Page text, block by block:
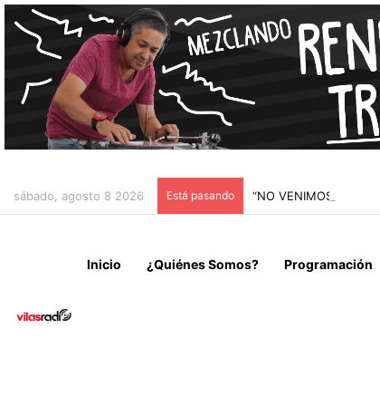
sábado, agosto 8 2026 Está pasando “NO VENIMOS A
Inicio ¿Quiénes Somos? Programación